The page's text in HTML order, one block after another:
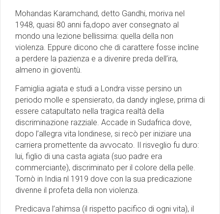
Mohandas Karamchand, detto Gandhi, moriva nel
1948, quasi 80 anni fa,dopo aver consegnato al
mondo una lezione bellissima: quella della non
violenza. Eppure dicono che di carattere fosse incline
a perdere la pazienza e a divenire preda dell’ira,
almeno in gioventù.
Famiglia agiata e studi a Londra visse persino un
periodo molle e spensierato, da dandy inglese, prima di
essere catapultato nella tragica realtà della
discriminazione razziale. Accade in Sudafrica dove,
dopo l’allegra vita londinese, si recò per iniziare una
carriera promettente da avvocato. Il risveglio fu duro:
lui, figlio di una casta agiata (suo padre era
commerciante), discriminato per il colore della pelle.
Tornò in India nl 1919 dove con la sua predicazione
divenne il profeta della non violenza.
Predicava l’ahimsa (il rispetto pacifico di ogni vita), il